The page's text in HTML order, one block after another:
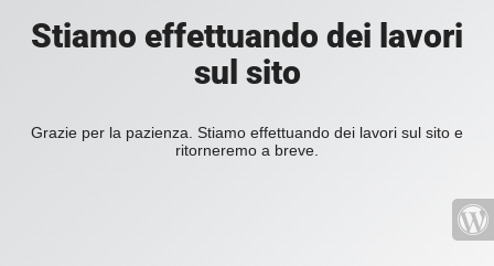
Stiamo effettuando dei lavori
sul sito
Grazie per la pazienza. Stiamo effettuando dei lavori sul sito e
ritorneremo a breve.